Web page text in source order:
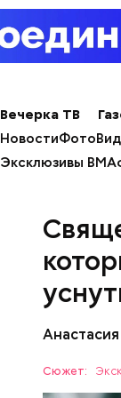
Вечерка ТВ
НовостиФото
Эксклюзивы ВМ
Сюжет:
с